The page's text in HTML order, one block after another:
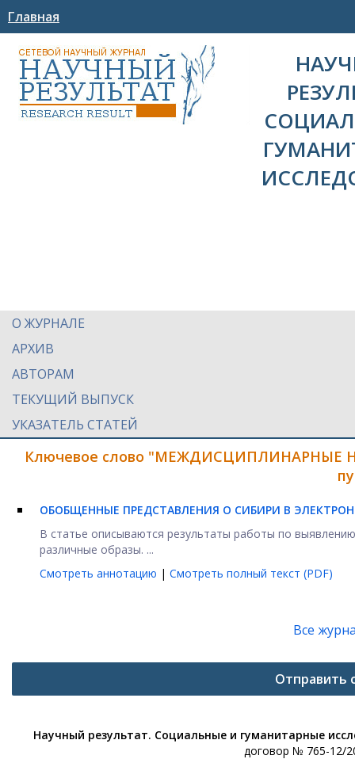
Главная
О ЖУРНАЛЕ
АРХИВ
АВТОРАМ
ТЕКУЩИЙ ВЫПУСК
УКАЗАТЕЛЬ СТАТЕЙ
Ключевое слово "МЕЖДИСЦИПЛИНАРНЫЕ
ОБОБЩЕННЫЕ ПРЕДСТАВЛЕНИЯ О СИБИРИ В
В статье описываются результаты работы по
различные образы. ...
Смотреть аннотацию | Смотреть полный текст (PDF)
Все
Отправить
Научный результат. Социальные и гуманитарные
договор № 765-12/